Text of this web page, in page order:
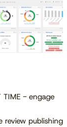
TIME - engage
review publishing